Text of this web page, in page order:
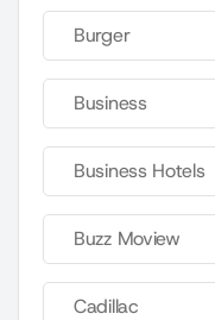
Burger
Business
Business Hotels
Buzz Moview
Cadillac